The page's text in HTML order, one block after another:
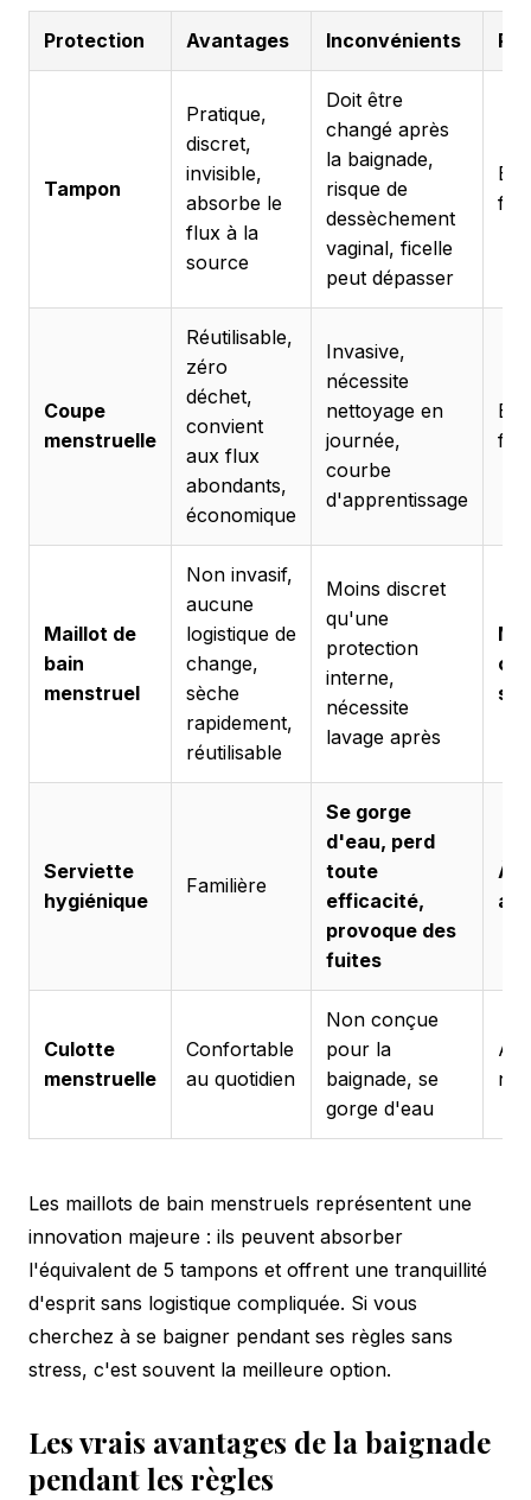
Protection Avantages Inconvénients
Tampon
Pratique,
discret,
invisible,
absorbe le
flux à la
source
Doit être
changé après
la baignade,
risque de
dessèchement
vaginal, ficelle
peut dépasser
Coupe
menstruelle
Réutilisable,
zéro
déchet,
convient
aux flux
abondants,
économique
Invasive,
nécessite
nettoyage en
journée,
courbe
d'apprentissage
Maillot de
bain
menstruel
Non invasif,
aucune
logistique de
change,
sèche
rapidement,
réutilisable
Moins discret
qu'une
protection
interne,
nécessite
lavage après
Serviette
hygiénique
Familière
Se gorge
d'eau, perd
toute
efficacité,
provoque des
fuites
À
Culotte
menstruelle
Confortable
au quotidien
Non conçue
pour la
baignade, se
gorge d'eau
À
Les maillots de bain menstruels représentent une
innovation majeure : ils peuvent absorber
l'équivalent de 5 tampons et offrent une tranquillité
d'esprit sans logistique compliquée. Si vous
cherchez à se baigner pendant ses règles sans
stress, c'est souvent la meilleure option.
Les vrais avantages de la baignade
pendant les règles